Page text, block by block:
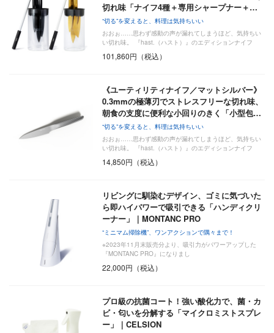
切れ味「ナイフ4種＋専用シャープナー＋…
“切る”を変えると、料理は気持ちいい
おおぉ……思わず感動の声が漏れてしまうほど、気持ちい
い切れ味。 『hast.（ハスト）』のエディションナイフ
101,860円（税込）
《ユーティリティナイフ／マットシルバー》
0.3mmの極薄刃でストレスフリーな切れ味、
朝食の支度に便利な小回りのきく「小型包…
“切る”を変えると、料理は気持ちいい
おおぉ……思わず感動の声が漏れてしまうほど、気持ちい
い切れ味。 『hast.（ハスト）』のエディションナイフ
14,850円（税込）
リビングに馴染むデザイン、ゴミに気づいた
ら即ハイパワーで吸引できる「ハンディクリ
ーナー」｜MONTANC PRO
“ミニマム掃除機”、ワンアクションで隅々まで！
※2023年11月末販売分より、吸引力がパワーアップした
『MONTANC PRO』になりまし
22,000円（税込）
プロ級の抗菌コート！強い酸化力で、菌・カ
ビ・匂いを分解する「マイクロミストスプレ
ー」｜CELSION